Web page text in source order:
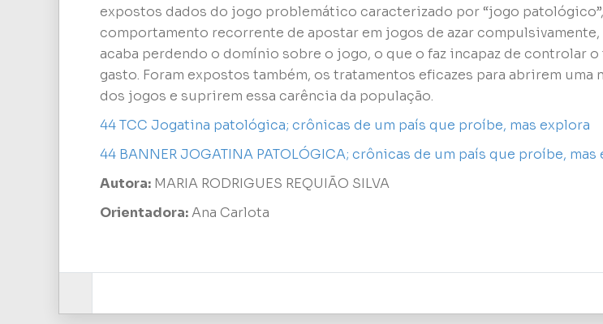
expostos dados do jogo problemático caracterizado por “jogo
comportamento recorrente de apostar em jogos de azar
acaba perdendo o domínio sobre o jogo, o que o faz incapaz de controlar
gasto. Foram expostos também, os tratamentos eficazes para abrirem uma
dos jogos e suprirem essa carência da população.
44 TCC Jogatina patológica; crônicas de um país que proíbe, mas explora
44 BANNER JOGATINA PATOLÓGICA; crônicas de um país que proíbe, mas
Autora: MARIA RODRIGUES REQUIÃO SILVA
Orientadora:Ana Carlota